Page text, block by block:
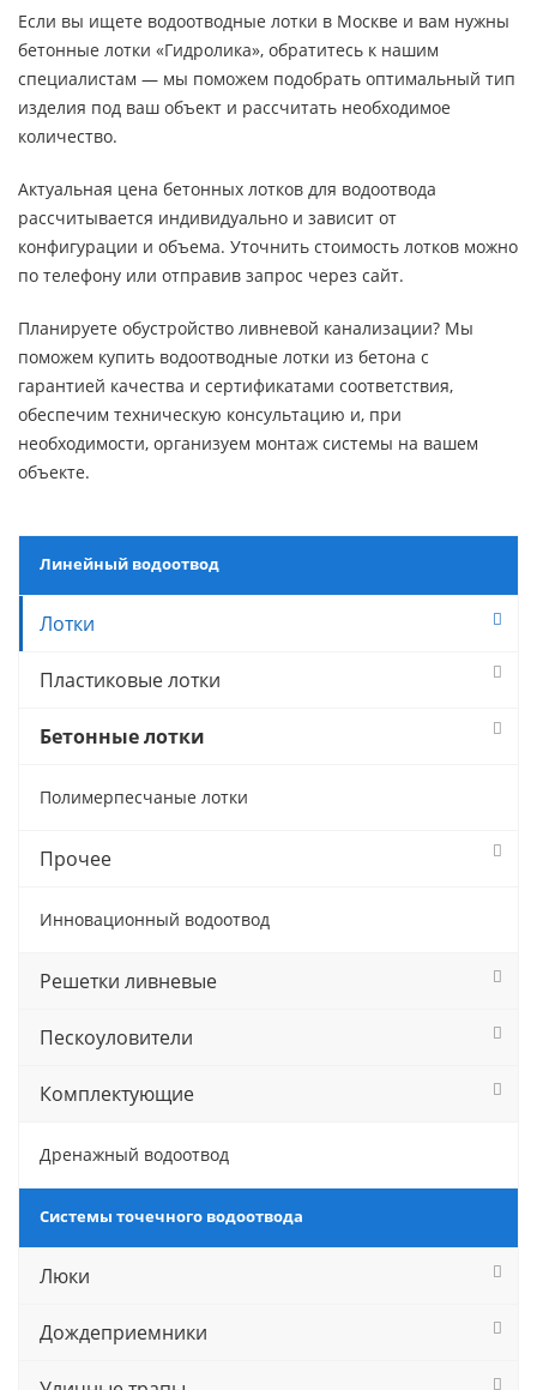
Если вы ищете водоотводные лотки в Москве и вам нужны
бетонные лотки «Гидролика», обратитесь к нашим
специалистам — мы поможем подобрать оптимальный тип
изделия под ваш объект и рассчитать необходимое
количество.
Актуальная цена бетонных лотков для водоотвода
рассчитывается индивидуально и зависит от
конфигурации и объема. Уточнить стоимость лотков можно
по телефону или отправив запрос через сайт.
Планируете обустройство ливневой канализации? Мы
поможем купить водоотводные лотки из бетона с
гарантией качества и сертификатами соответствия,
обеспечим техническую консультацию и, при
необходимости, организуем монтаж системы на вашем
объекте.
Линейный водоотвод
Лотки
Пластиковые лотки
Бетонные лотки
Полимерпесчаные лотки
Прочее
Инновационный водоотвод
Решетки ливневые
Пескоуловители
Комплектующие
Дренажный водоотвод
Системы точечного водоотвода
Люки
Дождеприемники